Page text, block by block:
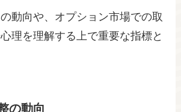
動向や、オプション市場での取
理を理解する上で重要な指標と
の動向